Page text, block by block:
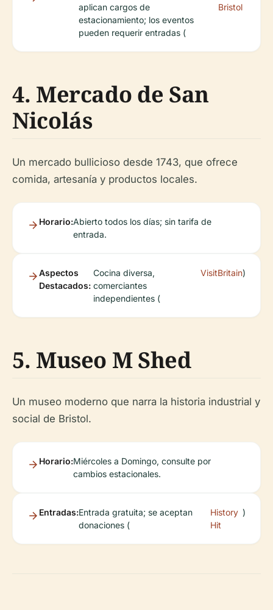
aplican cargos de
estacionamiento; los eventos
pueden requerir entradas (
Bristol
4. Mercado de San
Nicolás
Un mercado bullicioso desde 1743, que ofrece
comida, artesanía y productos locales.
Horario:Abierto todos los días; sin tarifa de
entrada.
Aspectos
Destacados:
Cocina diversa,
comerciantes
independientes (
VisitBritain)
5. Museo M Shed
Un museo moderno que narra la historia industrial y
social de Bristol.
Horario:Miércoles a Domingo, consulte por
cambios estacionales.
Entradas:Entrada gratuita; se aceptan
donaciones (
History
Hit
)